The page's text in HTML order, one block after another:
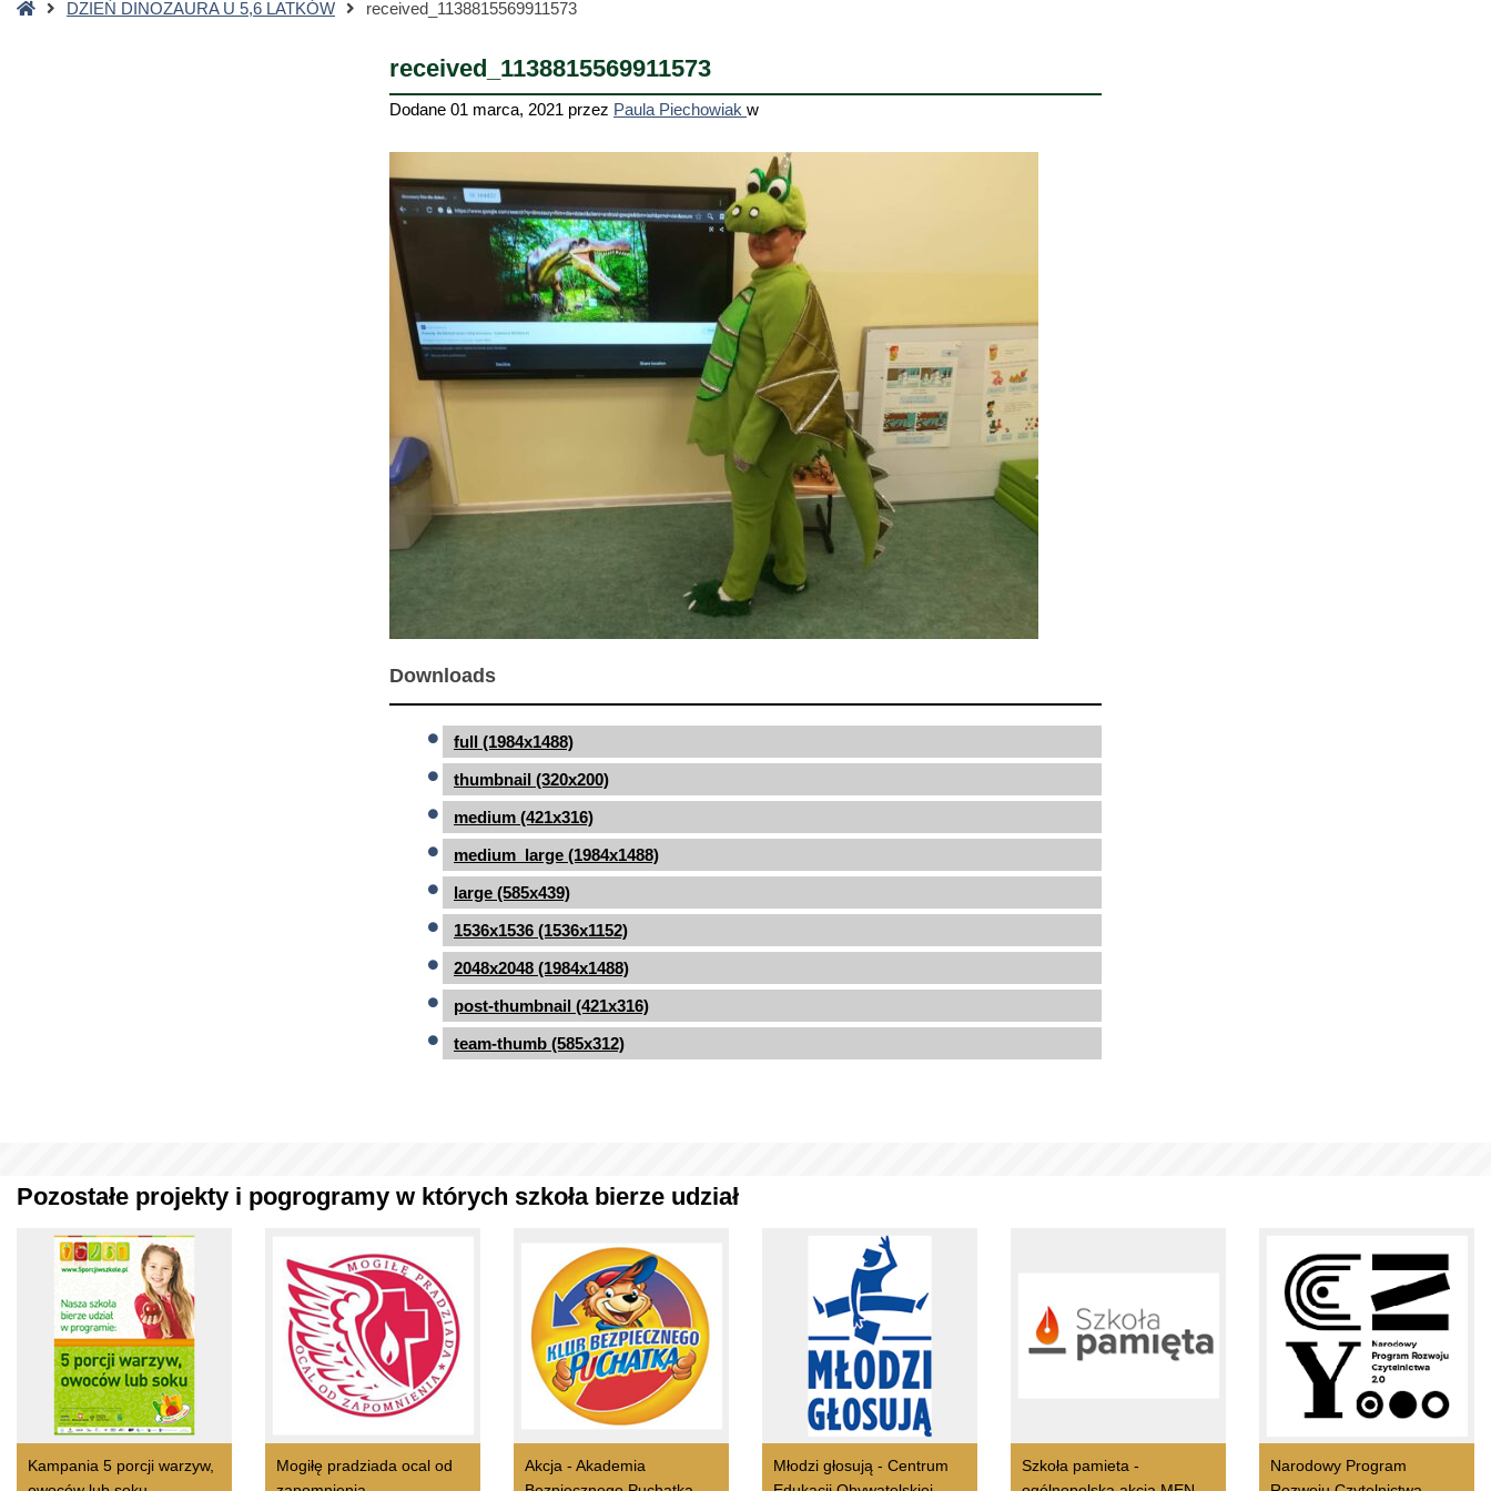
StronaDZIEŃ DINOZAURA U 5,6 LATKÓW received_1138815569911573
received_1138815569911573
Dodane 01 marca, 2021 przez Paula Piechowiak w
Downloads
full (1984x1488)
thumbnail (320x200)
medium (421x316)
medium_large (1984x1488)
large (585x439)
1536x1536 (1536x1152)
2048x2048 (1984x1488)
post-thumbnail (421x316)
team-thumb (585x312)
Pozostałe projekty i pogrogramy w których szkoła bierze udział
Kampania 5 porcji warzyw,
Mogiłę pradziada ocal od
Akcja - Akademia
Młodzi głosują - Centrum
Szkoła pamieta -
Narodowy Program